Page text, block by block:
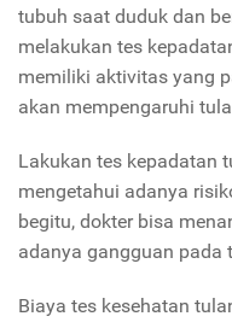
tubuh saat duduk dan
melakukan tes
memiliki aktivitas yang
akan mempengaruhi
Lakukan tes kepadatan
mengetahui adanya
begitu, dokter bisa
adanya gangguan pada
Biaya tes kesehatan